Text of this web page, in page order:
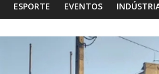
ESPORTE EVENTOS